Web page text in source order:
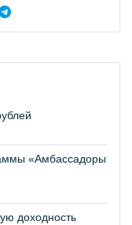
«Амбассадоры
доходность